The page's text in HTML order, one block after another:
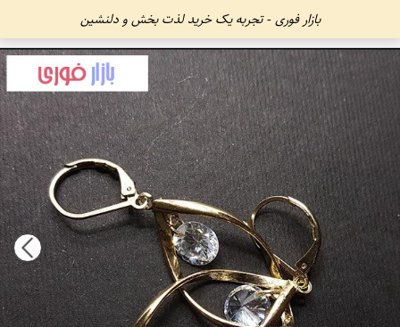
بازار فوری - تجربه یک خرید لذت بخش و دلنشین